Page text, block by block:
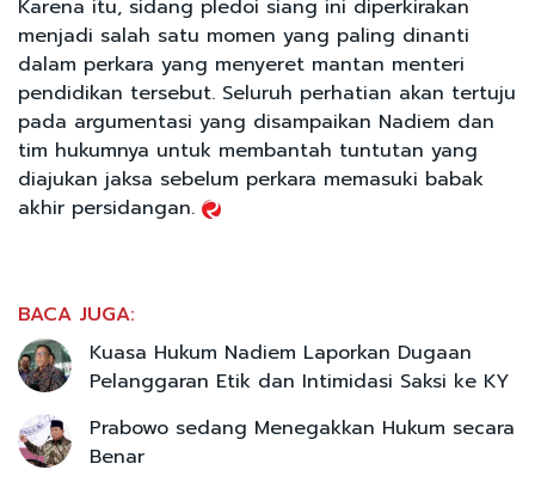
Karena itu, sidang pledoi siang ini diperkirakan
menjadi salah satu momen yang paling dinanti
dalam perkara yang menyeret mantan menteri
pendidikan tersebut. Seluruh perhatian akan tertuju
pada argumentasi yang disampaikan Nadiem dan
tim hukumnya untuk membantah tuntutan yang
diajukan jaksa sebelum perkara memasuki babak
akhir persidangan.
BACA JUGA:
Kuasa Hukum Nadiem Laporkan Dugaan
Pelanggaran Etik dan Intimidasi Saksi ke KY
Prabowo sedang Menegakkan Hukum secara
Benar